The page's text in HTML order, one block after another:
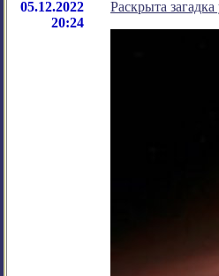
05.12.2022
20:24
Раскрыта